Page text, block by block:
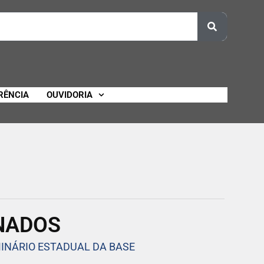
OUVIDORIA
ESTADUAL DA BASE